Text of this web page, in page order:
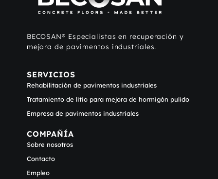
BECOSAN® Especialistas en recuperación y
mejora de pavimentos industriales.
SERVICIOS
Rehabilitación de pavimentos industriales
Tratamiento de litio para mejora de hormigón pulido
Empresa de pavimentos industriales
COMPAÑÍA
Sobre nosotros
Contacto
Empleo